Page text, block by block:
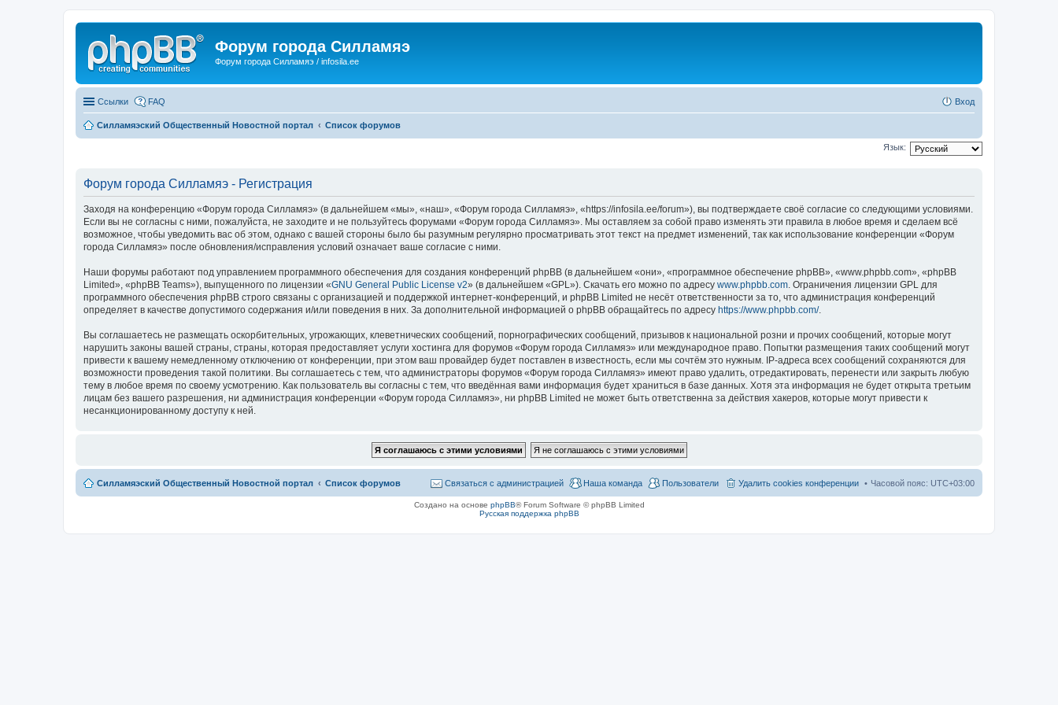
Форум города Силламяэ
Форум города Силламяэ / infosila.ee
Ссылки FAQ Вход
Силламяэский Общественный Новостной портал Список форумов
Язык:
Форум города Силламяэ - Регистрация
Заходя на конференцию «Форум города Силламяэ» (в дальнейшем «мы», «наш», «Форум города Силламяэ», «https://infosila.ee/forum»), вы подтверждаете своё согласие со следующими условиями.
Если вы не согласны с ними, пожалуйста, не заходите и не пользуйтесь форумами «Форум города Силламяэ». Мы оставляем за собой право изменять эти правила в любое время и сделаем всё
возможное, чтобы уведомить вас об этом, однако с вашей стороны было бы разумным регулярно просматривать этот текст на предмет изменений, так как использование конференции «Форум
города Силламяэ» после обновления/исправления условий означает ваше согласие с ними.
Наши форумы работают под управлением программного обеспечения для создания конференций phpBB (в дальнейшем «они», «программное обеспечение phpBB», «www.phpbb.com», «phpBB
Limited», «phpBB Teams»), выпущенного по лицензии «GNU General Public License v2» (в дальнейшем «GPL»). Скачать его можно по адресу www.phpbb.com. Ограничения лицензии GPL для
программного обеспечения phpBB строго связаны с организацией и поддержкой интернет-конференций, и phpBB Limited не несёт ответственности за то, что администрация конференций
определяет в качестве допустимого содержания и/или поведения в них. За дополнительной информацией о phpBB обращайтесь по адресу https://www.phpbb.com/.
Вы соглашаетесь не размещать оскорбительных, угрожающих, клеветнических сообщений, порнографических сообщений, призывов к национальной розни и прочих сообщений, которые могут
нарушить законы вашей страны, страны, которая предоставляет услуги хостинга для форумов «Форум города Силламяэ» или международное право. Попытки размещения таких сообщений могут
привести к вашему немедленному отключению от конференции, при этом ваш провайдер будет поставлен в известность, если мы сочтём это нужным. IP-адреса всех сообщений сохраняются для
возможности проведения такой политики. Вы соглашаетесь с тем, что администраторы форумов «Форум города Силламяэ» имеют право удалить, отредактировать, перенести или закрыть любую
тему в любое время по своему усмотрению. Как пользователь вы согласны с тем, что введённая вами информация будет храниться в базе данных. Хотя эта информация не будет открыта третьим
лицам без вашего разрешения, ни администрация конференции «Форум города Силламяэ», ни phpBB Limited не может быть ответственна за действия хакеров, которые могут привести к
несанкционированному доступу к ней.
Силламяэский Общественный Новостной портал Список форумов Часовой пояс: UTC+03:00
Удалить cookies конференции
Пользователи
Наша команда
Связаться с администрацией
Создано на основе phpBB® Forum Software © phpBB Limited
Русская поддержка phpBB